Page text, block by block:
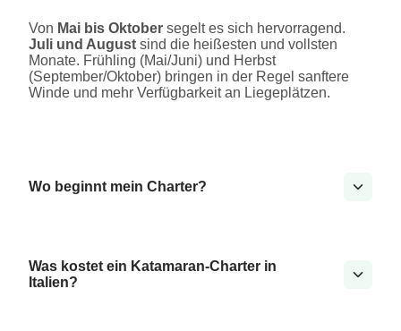
Von Mai bis Oktober segelt es sich hervorragend.
Juli und August sind die heißesten und vollsten
Monate. Frühling (Mai/Juni) und Herbst
(September/Oktober) bringen in der Regel sanftere
Winde und mehr Verfügbarkeit an Liegeplätzen.
Wo beginnt mein Charter?
Was kostet ein Katamaran-Charter in
Italien?